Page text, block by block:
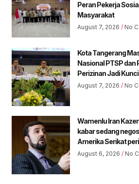
Peran Pekerja
Masyarakat
August 7, 2026 No
Kota Tangerang
Nasional PTSP dan
Perizinan Jadi
August 7, 2026 No
Wamenlu Iran
kabar sedang
Amerika Serikat
August 6, 2026 No